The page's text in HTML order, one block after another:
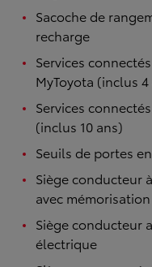
Sacoche de
recharge
Services
MyToyota (inclus 4
Services
(inclus 10 ans)
Seuils de portes
Siège conducteur
avec mémorisation
Siège conducteur
électrique